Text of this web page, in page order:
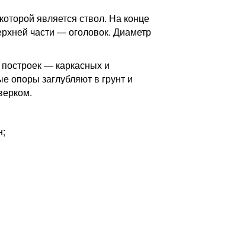
является ствол. На конце
части — оголовок. Диаметр
— каркасных и
опоры заглубляют в грунт и